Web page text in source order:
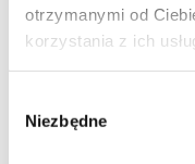
otrzymanymi od
korzystania z ich
zgody
Niezbędne
46